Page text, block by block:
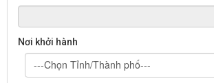
Nơi khởi hành
---Chọn Tỉnh/Thành phố---